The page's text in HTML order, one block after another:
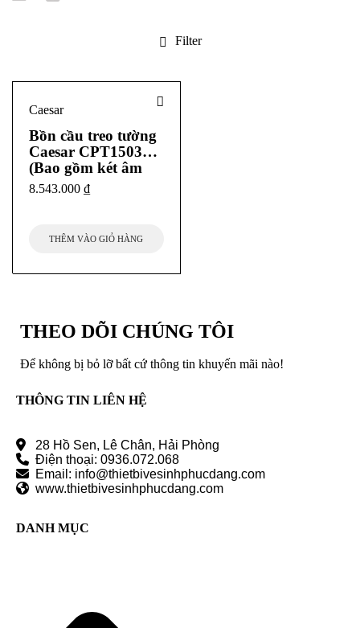
Filter
Caesar
Bồn cầu treo tường
Caesar CPT1503
(Bao gồm két âm
tường,nút nhấn)
8.543.000 ₫
THÊM VÀO GIỎ HÀNG
THEO DÕI CHÚNG TÔI
Để không bị bỏ lỡ bất cứ thông tin khuyến mãi nào!
THÔNG TIN LIÊN HỆ
28 Hồ Sen, Lê Chân, Hải Phòng
Điện thoại: 0936.072.068
Email: info@thietbivesinhphucdang.com
www.thietbivesinhphucdang.com
DANH MỤC